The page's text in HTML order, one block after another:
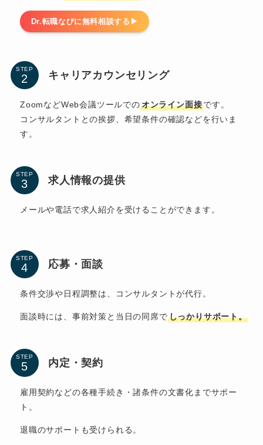
Dr.転職なびに無料相談する▶︎
STEP
キャリアカウンセリング
ZoomなどWeb会議ツールでのオンライン面接です。
コンサルタントとの挨拶、希望条件の確認などを行いま
す。
STEP
求人情報の提供
メールや電話で求人紹介を受けることができます。
STEP
応募・面談
条件交渉や日程調整は、コンサルタントが代行。
面談時には、事前対策と当日の同席でしっかりサポート。
STEP
内定・契約
雇用契約などの各種手続き・諸条件の文書化までサポー
ト。
退職のサポートも受けられる。